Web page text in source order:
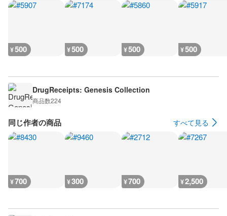
¥500 ¥500 ¥500 ¥500
DrugReceipts: Genesis Collection
商品数224
同じ作者の商品 すべて見る
¥700 ¥300 ¥700 ¥2,500